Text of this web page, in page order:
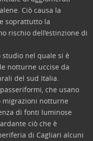
Ciò causa la
soprattutto la
rischio dell’estinzione di
studio nel quale si è
notturne uccise da
del sud Italia.
che usano
migrazioni notturne
di fonti luminose
ciò che è
di Cagliari alcuni